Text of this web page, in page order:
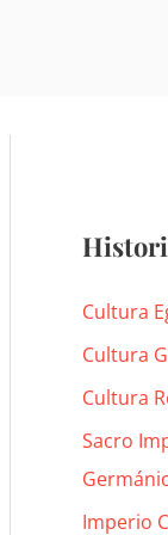
Cultura
Cultura
Cultura
Sacro
Imperio